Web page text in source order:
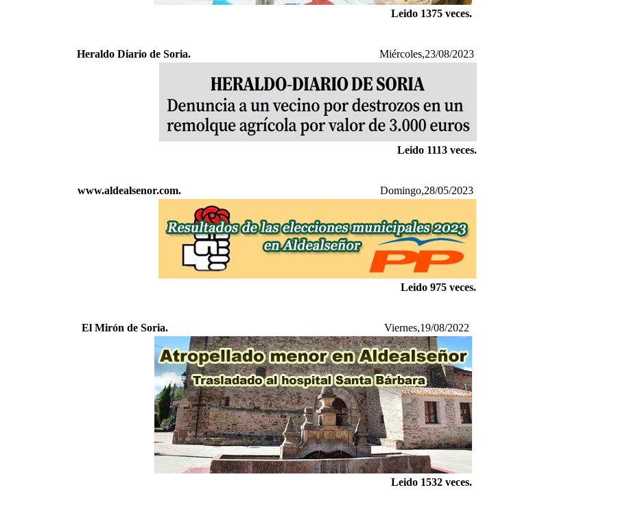
Leido 1375 veces.
Heraldo Diario de Soria. Miércoles,23/08/2023
Leido 1113 veces.
www.aldealsenor.com. Domingo,28/05/2023
Leido 975 veces.
El Mirón de Soria. Viernes,19/08/2022
Leido 1532 veces.